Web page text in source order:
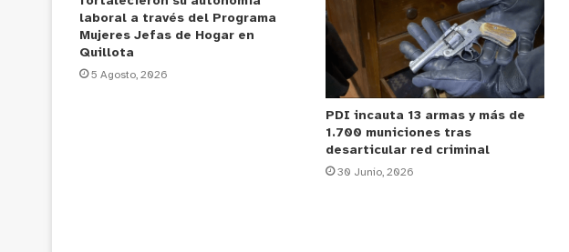
laboral a través del Programa
Mujeres Jefas de Hogar en
Quillota
5 Agosto, 2026
PDI incauta 13 armas y más de
1.700 municiones tras
desarticular red criminal
30 Junio, 2026